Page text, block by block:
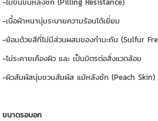
-เนื้อผ้าหนานุ่มระบายความร้อนได้เยี่ยม
-ย้อมด้วยสีที่ไม่มีส่วนผสมของกำมะถัน (Sulfur
-ไม่ระคายเคืองผิว และ เป็นมิตรต่อสิ่งแวดล้อม
-ผิวสัมผัสนุ่มชวนสัมผัส แม้หลังซัก (Peach Skin)
ขนาดรอบอก